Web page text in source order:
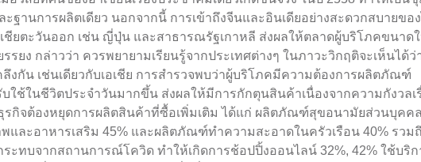
ฐานการผลิตเดียว นอกจากนี้ การเข้าถึงจีนและอินเดียอย่างสะดวกสบายขอ
เชียตะวันออก เช่น ญี่ปุ่น และสาธารณรัฐเกาหลี ส่งผลให้ตลาดผู้บริโภคขนาด
ยง กล่าวว่า ควรพยายามเรียนรู้จากประเทศต่างๆ ในภาวะวิกฤติจะเห็นได้ว่
งกัน เช่นเดียวกับเอเชีย การสำรวจพบว่าผู้บริโภคมีความต้องการผลิตภัณฑ์
บใช้ในชีวิตประจำวันมากขึ้น ส่งผลให้มีการกักตุนสินค้าเนื่องจากความกังวลเ
กิจต้องหยุดการผลิตสินค้าที่ซื้อเพิ่มเติม ได้แก่ ผลิตภัณฑ์สุขอนามัยส่วนบุคคล
ละอาหารเสริม 45% และผลิตภัณฑ์ทำความสะอาดในครัวเรือน 40% รวม
ะทบจากสถานการณ์โควิด ทำให้เกิดการช้อปปิ้งออนไลน์ 32%, 42% ใช้บริก